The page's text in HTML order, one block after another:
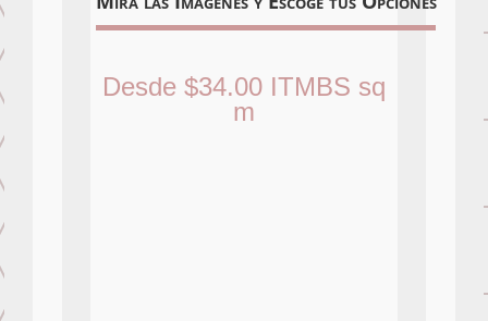
Desde $34.00 ITMBS sq
m